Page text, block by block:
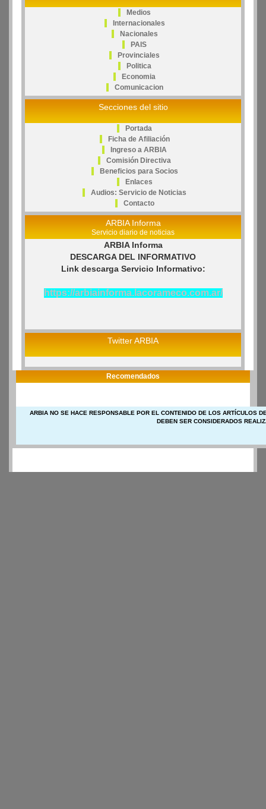
Medios
Internacionales
Nacionales
PAIS
Provinciales
Politica
Economia
Comunicacion
Secciones del sitio
Portada
Ficha de Afiliación
Ingreso a ARBIA
Comisión Directiva
Beneficios para Socios
Enlaces
Audios: Servicio de Noticias
Contacto
ARBIA Informa
Servicio diario de noticias
ARBIA Informa
DESCARGA DEL INFORMATIVO
Link descarga Servicio Informativo:
https://arbiainforma.lacorameco.com.ar/
Twitter ARBIA
Recomendados
ARBIA NO SE HACE RESPONSABLE POR EL CONTENIDO DE LOS ARTÍCULOS
DEBEN SER CONSIDERADOS